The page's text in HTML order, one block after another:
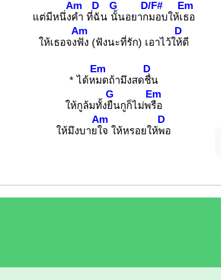
แต่มีหนึ่ง
Am
คำ ที่
D
ฉัน
G
นั้นอยาก
D/F#
มอบให้เ
Em
ธอ
ให้เธอจง
Am
ฟัง (ฟังนะที่รัก) เอาไว้ใ
D
ห้ดี
* ได้ห
Em
มดถ้ามึงสด
D
ชื่น
ให้กูล้มทั้ง
G
ยืนกูก็ไม่พ
Em
รือ
ให้มึงบาย
Am
ใจ ให้หรอยให้
D
พอ